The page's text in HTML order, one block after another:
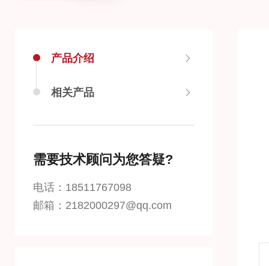
产品介绍
相关产品
需要技术顾问为您答疑?
电话：18511767098
邮箱：2182000297@qq.com